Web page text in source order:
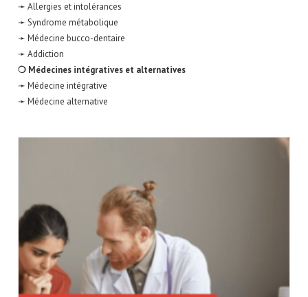
➛ Allergies et intolérances
➛ Syndrome métabolique
➛ Médecine bucco-dentaire
➛ Addiction
❍ Médecines intégratives et alternatives
➛ Médecine intégrative
➛ Médecine alternative